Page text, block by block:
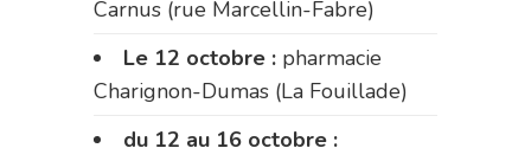
Carnus (rue Marcellin-Fabre)
Le 12 octobre : pharmacie
Charignon-Dumas (La Fouillade)
du 12 au 16 octobre :